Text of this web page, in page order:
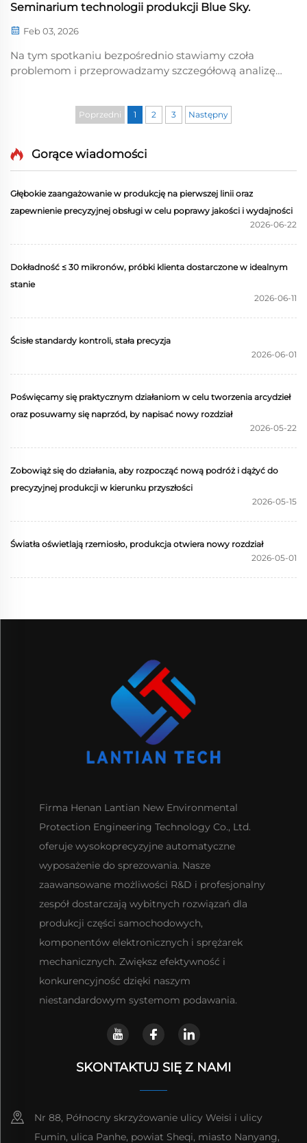
Seminarium technologii produkcji Blue Sky.
Feb 03, 2026
Na tym spotkaniu bezpośrednio stawiamy czoła
problemom i przeprowadzamy szczegółową analizę
reaktywności do proaktywności oraz zdobyć zaufanie
przywództwa...
Poprzedni 1 2 3 Następny
Gorące wiadomości
Głębokie zaangażowanie w produkcję na pierwszej linii oraz
zapewnienie precyzyjnej obsługi w celu poprawy jakości i wydajności
2026-06-22
Dokładność ≤ 30 mikronów, próbki klienta dostarczone w idealnym
stanie
2026-06-11
Ścisłe standardy kontroli, stała precyzja
2026-06-01
Poświęcamy się praktycznym działaniom w celu tworzenia arcydzieł
oraz posuwamy się naprzód, by napisać nowy rozdział
2026-05-22
Zobowiąż się do działania, aby rozpocząć nową podróż i dążyć do
precyzyjnej produkcji w kierunku przyszłości
2026-05-15
Światła oświetlają rzemiosło, produkcja otwiera nowy rozdział
2026-05-01
Firma Henan Lantian New Environmental
Protection Engineering Technology Co., Ltd.
oferuje wysokoprecyzyjne automatyczne
wyposażenie do sprezowania. Nasze
zaawansowane możliwości R&D i profesjonalny
zespół dostarczają wybitnych rozwiązań dla
produkcji części samochodowych,
komponentów elektronicznych i sprężarek
mechanicznych. Zwiększ efektywność i
konkurencyjność dzięki naszym
niestandardowym systemom podawania.
SKONTAKTUJ SIĘ Z NAMI
Nr 88, Północny skrzyżowanie ulicy Weisi i ulicy
Fumin, ulica Panhe, powiat Sheqi, miasto Nanyang,